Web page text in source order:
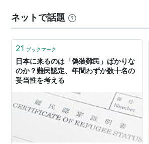
る・・・・・どこが合法なんじゃ？！
ビザを却下しやがる、皆も権利を主張
ネットで話題
21 ブックマーク
日本に来るのは「偽装難民」ばかりな
のか？難民認定、年間わずか数十名の
妥当性を考える